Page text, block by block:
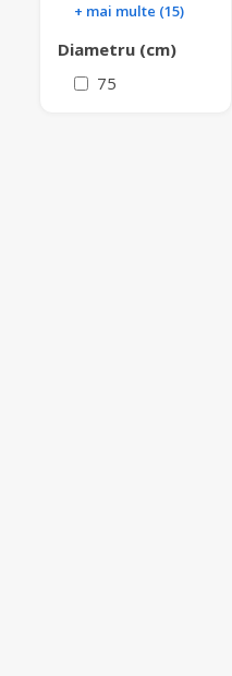
+ mai multe (15)
Diametru (cm)
75